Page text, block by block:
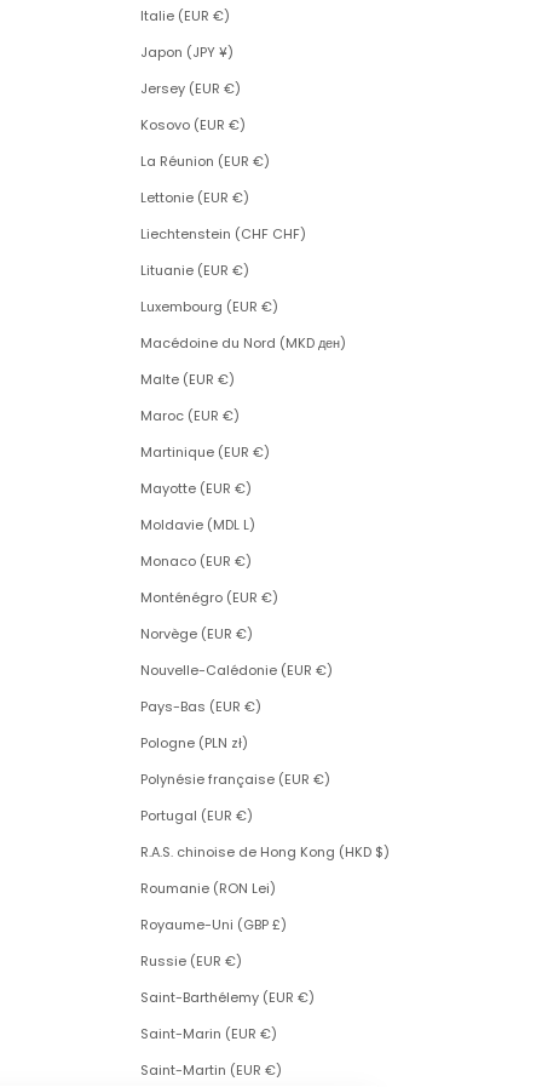
Italie (EUR €)
Japon (JPY ¥)
Jersey (EUR €)
Kosovo (EUR €)
La Réunion (EUR €)
Lettonie (EUR €)
Liechtenstein (CHF CHF)
Lituanie (EUR €)
Luxembourg (EUR €)
Macédoine du Nord (MKD ден)
Malte (EUR €)
Maroc (EUR €)
Martinique (EUR €)
Mayotte (EUR €)
Moldavie (MDL L)
Monaco (EUR €)
Monténégro (EUR €)
Norvège (EUR €)
Nouvelle-Calédonie (EUR €)
Pays-Bas (EUR €)
Pologne (PLN zł)
Polynésie française (EUR €)
Portugal (EUR €)
R.A.S. chinoise de Hong Kong (HKD $)
Roumanie (RON Lei)
Royaume-Uni (GBP £)
Russie (EUR €)
Saint-Barthélemy (EUR €)
Saint-Marin (EUR €)
Saint-Martin (EUR €)